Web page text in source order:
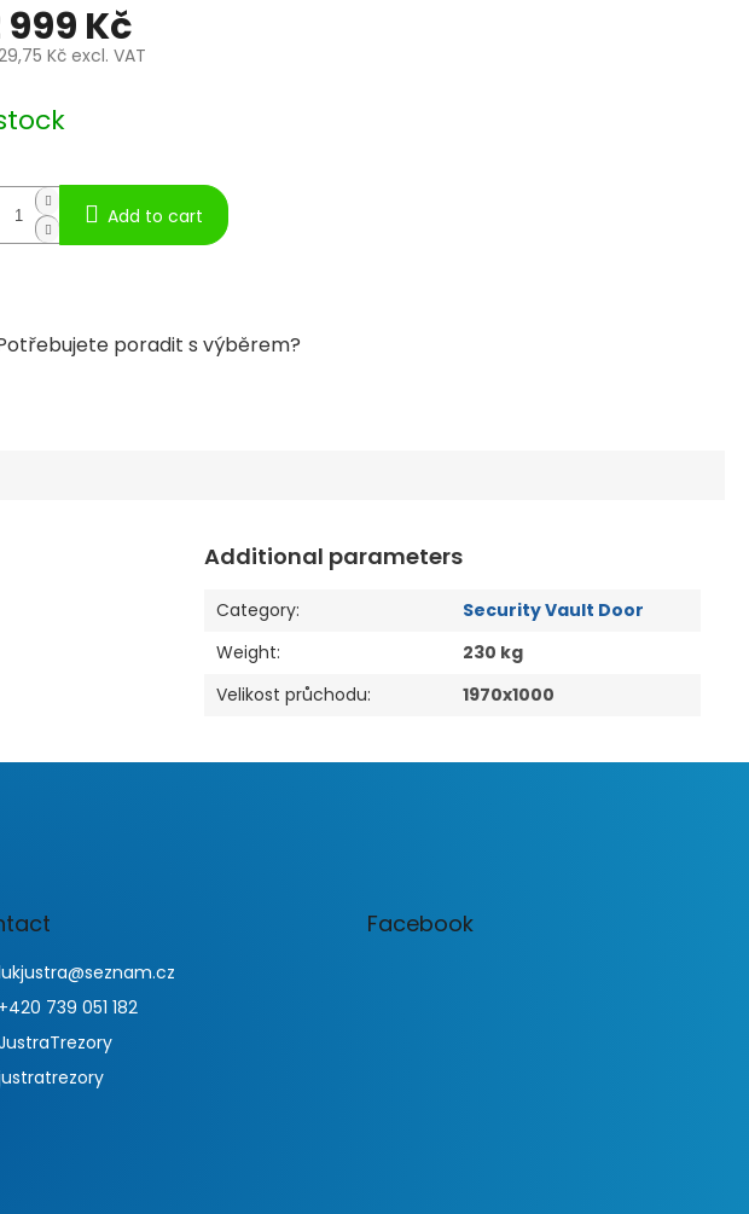
999 Kč
Kč excl. VAT
Add to cart
Additional parameters
Category:
Security Vault Door
Weight:
230 kg
Velikost průchodu: 1970x1000
@seznam.cz
+420 739 051 182
Facebook